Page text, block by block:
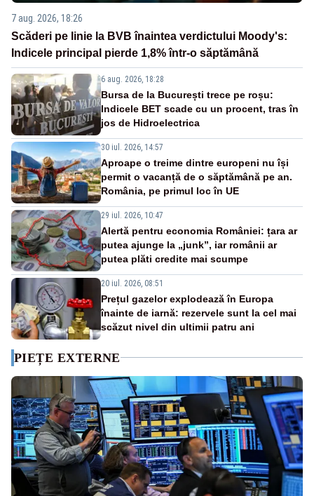
7 aug. 2026, 18:26
Scăderi pe linie la BVB înaintea verdictului Moody's:
Indicele principal pierde 1,8% într-o săptămână
6 aug. 2026, 18:28
Bursa de la București trece pe roșu:
Indicele BET scade cu un procent, tras în
jos de Hidroelectrica
30 iul. 2026, 14:57
Aproape o treime dintre europeni nu își
permit o vacanță de o săptămână pe an.
România, pe primul loc în UE
29 iul. 2026, 10:47
Alertă pentru economia României: țara ar
putea ajunge la „junk”, iar românii ar
putea plăti credite mai scumpe
20 iul. 2026, 08:51
Prețul gazelor explodează în Europa
înainte de iarnă: rezervele sunt la cel mai
scăzut nivel din ultimii patru ani
PIEȚE EXTERNE